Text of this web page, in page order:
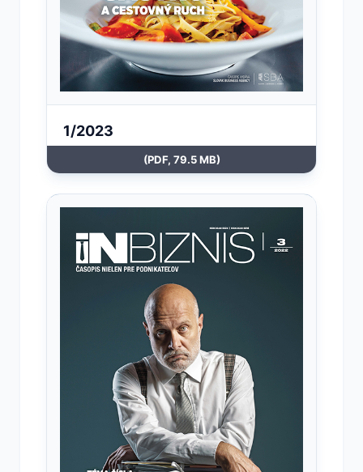
1/2023
(PDF, 79.5 MB)